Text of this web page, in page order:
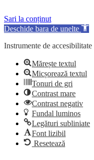
Sari la conținut
Deschide bara de unelte
Instrumente de accesibilitate
Mărește textul
Micșorează textul
Tonuri de gri
Contrast mare
Contrast negativ
Fundal luminos
Legături subliniate
Font lizibil
Resetează